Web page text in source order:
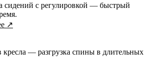
сидений с регулировкой — быстрый
↗
кресла — разгрузка спины в длительных